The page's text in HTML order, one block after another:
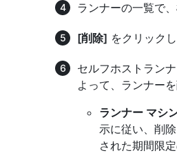
ランナーの一覧で
[削除] をクリックし
セルフホストラン
よって、ランナー
ランナー マシ
示に従い、削
された期間限